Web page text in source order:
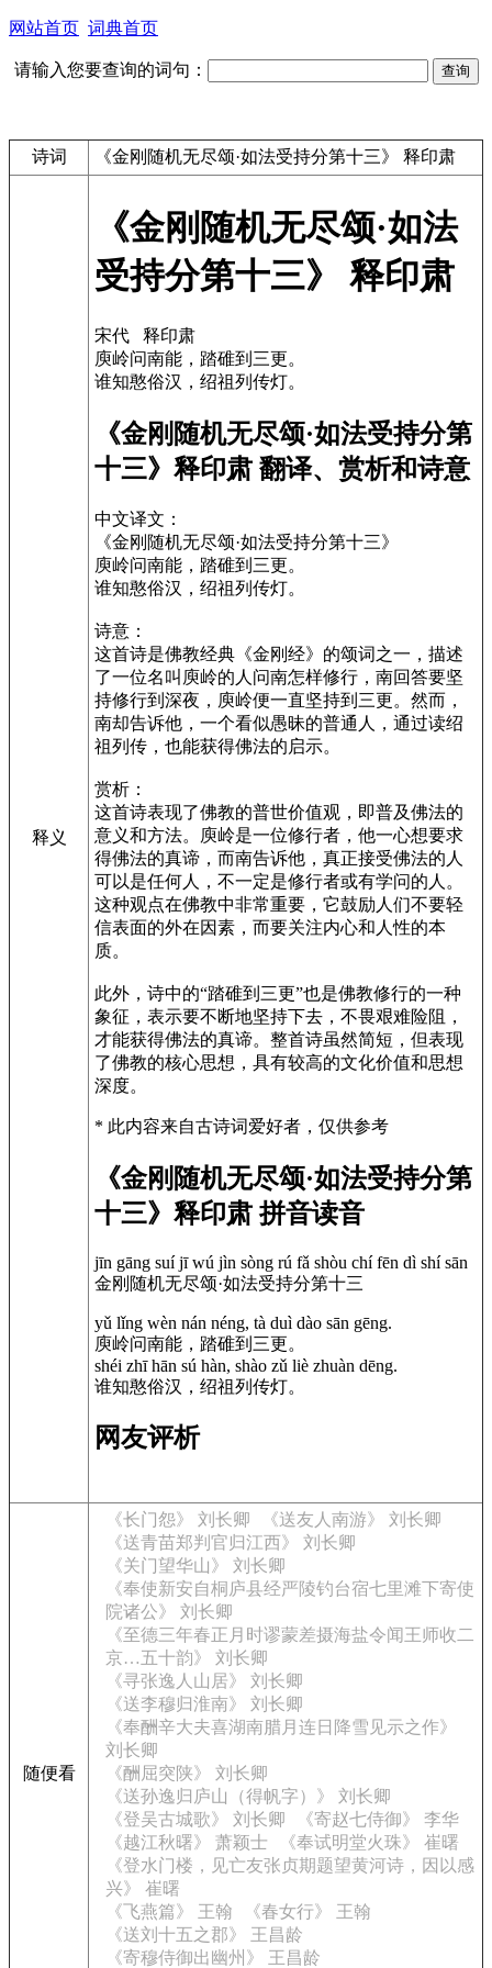
网站首页 词典首页
请输入您要查询的词句：
诗词 《金刚随机无尽颂·如法受持分第十三》 释印肃
释义
《金刚随机无尽颂·如法
受持分第十三》 释印肃
宋代 释印肃
庾岭问南能，踏碓到三更。
谁知憨俗汉，绍祖列传灯。
《金刚随机无尽颂·如法受持分第
十三》释印肃 翻译、赏析和诗意
中文译文：
《金刚随机无尽颂·如法受持分第十三》
庾岭问南能，踏碓到三更。
谁知憨俗汉，绍祖列传灯。
诗意：
这首诗是佛教经典《金刚经》的颂词之一，描述
了一位名叫庾岭的人问南怎样修行，南回答要坚
持修行到深夜，庾岭便一直坚持到三更。然而，
南却告诉他，一个看似愚昧的普通人，通过读绍
祖列传，也能获得佛法的启示。
赏析：
这首诗表现了佛教的普世价值观，即普及佛法的
意义和方法。庾岭是一位修行者，他一心想要求
得佛法的真谛，而南告诉他，真正接受佛法的人
可以是任何人，不一定是修行者或有学问的人。
这种观点在佛教中非常重要，它鼓励人们不要轻
信表面的外在因素，而要关注内心和人性的本
质。
此外，诗中的“踏碓到三更”也是佛教修行的一种
象征，表示要不断地坚持下去，不畏艰难险阻，
才能获得佛法的真谛。整首诗虽然简短，但表现
了佛教的核心思想，具有较高的文化价值和思想
深度。
* 此内容来自古诗词爱好者，仅供参考
《金刚随机无尽颂·如法受持分第
十三》释印肃 拼音读音
jīn gāng suí jī wú jìn sòng rú fǎ shòu chí fēn dì shí sān
金刚随机无尽颂·如法受持分第十三
yǔ lǐng wèn nán néng, tà duì dào sān gēng.
庾岭问南能，踏碓到三更。
shéi zhī hān sú hàn, shào zǔ liè zhuàn dēng.
谁知憨俗汉，绍祖列传灯。
网友评析
随便看
《长门怨》 刘长卿
《送友人南游》 刘长卿
《送青苗郑判官归江西》 刘长卿
《关门望华山》 刘长卿
《奉使新安自桐庐县经严陵钓台宿七里滩下寄使
院诸公》 刘长卿
《至德三年春正月时谬蒙差摄海盐令闻王师收二
京…五十韵》 刘长卿
《寻张逸人山居》 刘长卿
《送李穆归淮南》 刘长卿
《奉酬辛大夫喜湖南腊月连日降雪见示之作》
刘长卿
《酬屈突陕》 刘长卿
《送孙逸归庐山（得帆字）》 刘长卿
《登吴古城歌》 刘长卿
《寄赵七侍御》 李华
《越江秋曙》 萧颖士
《奉试明堂火珠》 崔曙
《登水门楼，见亡友张贞期题望黄河诗，因以感
兴》 崔曙
《飞燕篇》 王翰
《春女行》 王翰
《送刘十五之郡》 王昌龄
《寄穆侍御出幽州》 王昌龄